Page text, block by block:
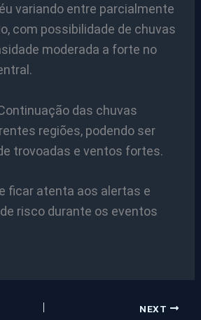
variando entre parcialmente
com possibilidade de chuvas
moderada a forte no
das chuvas
regiões, podendo ser
trovoadas e ventos fortes.
ficar atenta aos alertas e
risco durante os eventos
NEXT